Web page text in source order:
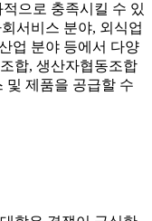
으로 충족시킬 수 있
서비스 분야, 외식업
업 분야 등에서 다양
합, 생산자협동조합
및 제품을 공급할 수